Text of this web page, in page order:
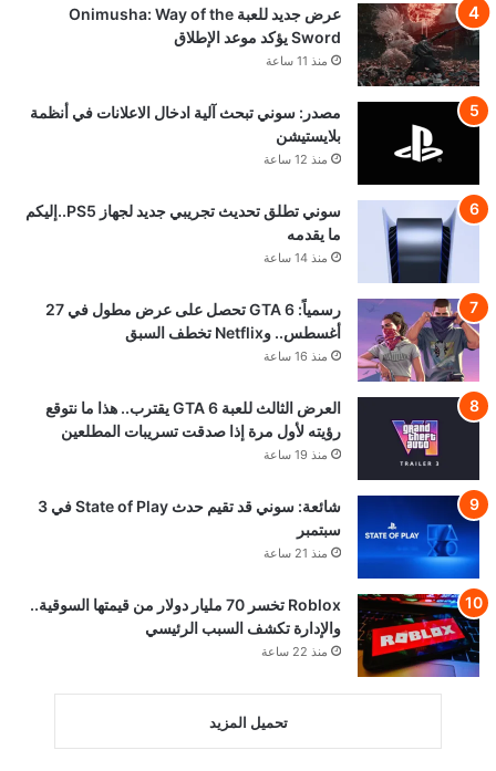
عرض جديد للعبة Onimusha: Way of the
Sword يؤكد موعد الإطلاق
منذ 11 ساعة
مصدر: سوني تبحث آلية ادخال الاعلانات في أنظمة
بلايستيشن
منذ 12 ساعة
سوني تطلق تحديث تجريبي جديد لجهاز PS5..إليكم
ما يقدمه
منذ 14 ساعة
رسمياً: GTA 6 تحصل على عرض مطول في 27
أغسطس.. وNetflix تخطف السبق
منذ 16 ساعة
العرض الثالث للعبة GTA 6 يقترب.. هذا ما نتوقع
رؤيته لأول مرة إذا صدقت تسريبات المطلعين
منذ 19 ساعة
شائعة: سوني قد تقيم حدث State of Play في 3
سبتمبر
منذ 21 ساعة
Roblox تخسر 70 مليار دولار من قيمتها السوقية..
والإدارة تكشف السبب الرئيسي
منذ 22 ساعة
تحميل المزيد